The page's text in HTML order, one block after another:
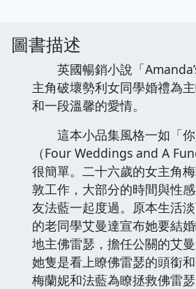
圖書描述
英國暢銷小說「
主角破壞勢利女同學婚禮為
和一段溫馨的愛情。
這本小品集風格一如「你
（Four Weddings and A
很簡單。二十六歲的女主角
敦工作，大部分的時間與性
友法藍一起度過。原本生活
的老同學艾曼達宣布她要結
地主佛雷瑟，擔任公關的艾
她隻是看上瞭佛雷瑟的頭銜和
梅蘭妮和法藍為瞭拯救佛雷